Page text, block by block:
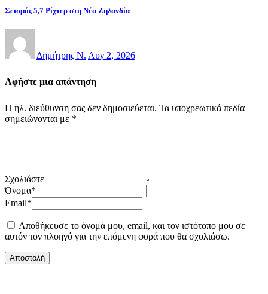
Σεισμός 5,7 Ρίχτερ στη Νέα Ζηλανδία
Δημήτρης Ν. Αυγ 2, 2026
Αφήστε μια απάντηση
Η ηλ. διεύθυνση σας δεν δημοσιεύεται. Τα υποχρεωτικά πεδία
σημειώνονται με *
Σχολιάστε
Όνομα*
Email*
Αποθήκευσε το όνομά μου, email, και τον ιστότοπο μου σε
αυτόν τον πλοηγό για την επόμενη φορά που θα σχολιάσω.